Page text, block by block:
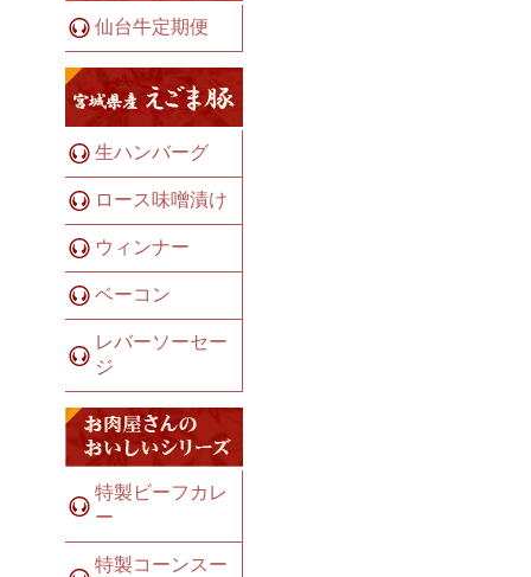
仙台牛定期便
生ハンバーグ
ロース味噌漬け
ウィンナー
ベーコン
レバーソーセー
ジ
特製ビーフカレ
ー
特製コーンスー